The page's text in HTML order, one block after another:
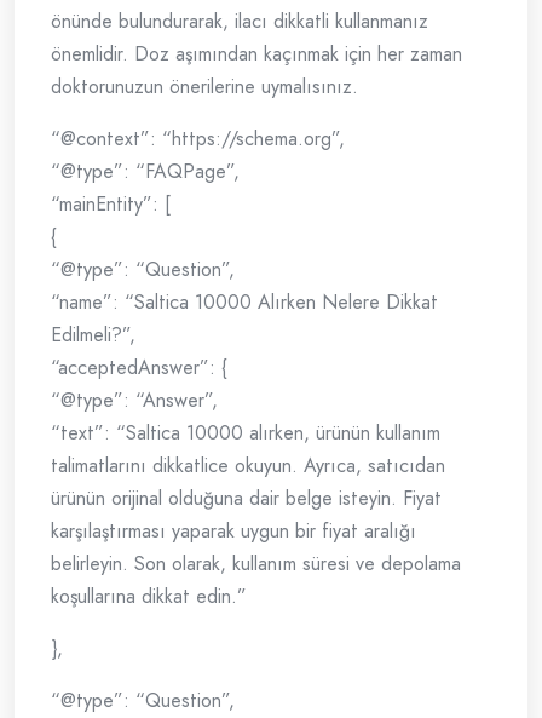
önünde bulundurarak, ilacı dikkatli kullanmanız
önemlidir. Doz aşımından kaçınmak için her zaman
doktorunuzun önerilerine uymalısınız.
“@context”: “https://schema.org”,
“@type”: “FAQPage”,
“mainEntity”: [
{
“@type”: “Question”,
“name”: “Saltica 10000 Alırken Nelere Dikkat
Edilmeli?”,
“acceptedAnswer”: {
“@type”: “Answer”,
“text”: “Saltica 10000 alırken, ürünün kullanım
talimatlarını dikkatlice okuyun. Ayrıca, satıcıdan
ürünün orijinal olduğuna dair belge isteyin. Fiyat
karşılaştırması yaparak uygun bir fiyat aralığı
belirleyin. Son olarak, kullanım süresi ve depolama
koşullarına dikkat edin.”
},
“@type”: “Question”,